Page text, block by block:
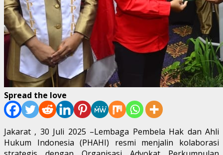
Spread the love
Jakarat , 30 Juli 2025 –Lembaga Pembela Hak dan Ahli
Hukum Indonesia (PHAHI) resmi menjalin kolaborasi